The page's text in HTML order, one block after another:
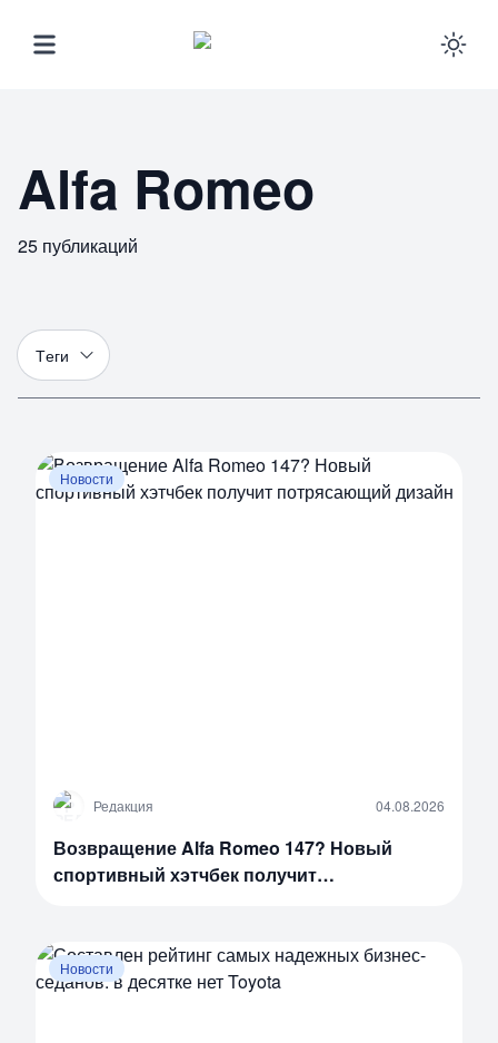
Alfa Romeo
25 публикаций
Теги
Новости
Р Редакция 04.08.2026
Возвращение Alfa Romeo 147? Новый
спортивный хэтчбек получит
Новости